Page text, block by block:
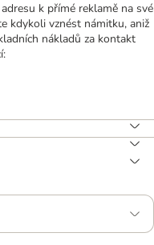
k přímé reklamě na své
kdykoli vznést námitku, aniž
nákladů za kontakt